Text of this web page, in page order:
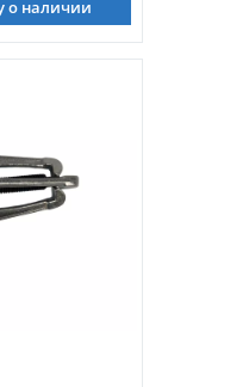
о наличии